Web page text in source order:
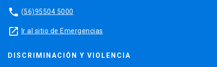
phone (56)95504 5000
launch Ir al sitio de Emergencias
DISCRIMINACIÓN Y VIOLENCIA